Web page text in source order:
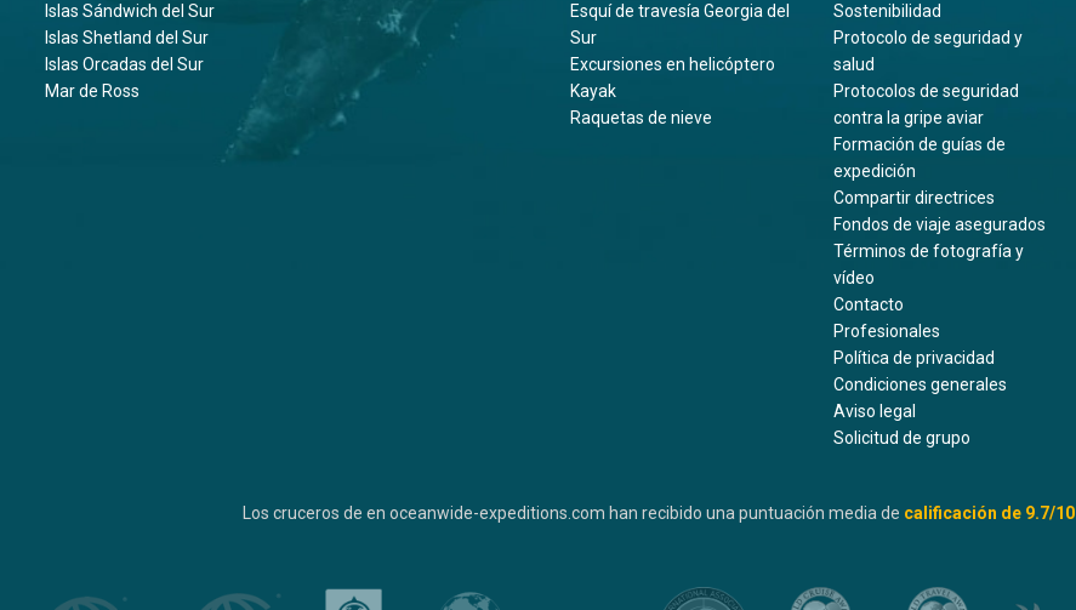
Islas Sándwich del Sur
Islas Shetland del Sur
Islas Orcadas del Sur
Mar de Ross
Esquí de travesía Georgia del
Sur
Excursiones en helicóptero
Kayak
Raquetas de nieve
Sostenibilidad
Protocolo de seguridad y
salud
Protocolos de seguridad
contra la gripe aviar
Formación de guías de
expedición
Compartir directrices
Fondos de viaje asegurados
Términos de fotografía y
vídeo
Contacto
Profesionales
Política de privacidad
Condiciones generales
Aviso legal
Solicitud de grupo
Los cruceros de en oceanwide-expeditions.com han recibido una puntuación media de calificación de 9.7/10